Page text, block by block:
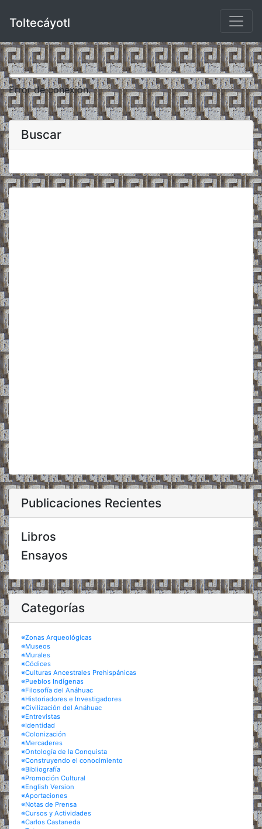
Toltecáyotl
Error de conexión.
Buscar
Publicaciones Recientes
Libros
Ensayos
Categorías
※Zonas Arqueológicas
※Museos
※Murales
※Códices
※Culturas Ancestrales Prehispánicas
※Pueblos Indígenas
※Filosofía del Anáhuac
※Historiadores e Investigadores
※Civilización del Anáhuac
※Entrevistas
※Identidad
※Colonización
※Mercaderes
※Ontología de la Conquista
※Construyendo el conocimiento
※Bibliografía
※Promoción Cultural
※English Version
※Aportaciones
※Notas de Prensa
※Cursos y Actividades
※Carlos Castaneda